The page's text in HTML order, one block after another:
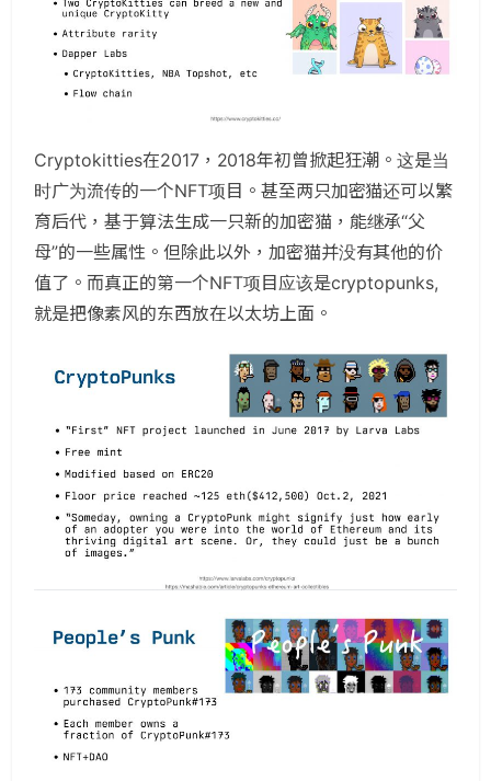
Cryptokitties在2017，2018年初曾掀起狂潮。这是当
时广为流传的一个NFT项目。甚至两只加密猫还可以繁
育后代，基于算法生成一只新的加密猫，能继承“父
母”的一些属性。但除此以外，加密猫并没有其他的价
值了。而真正的第一个NFT项目应该是cryptopunks,
就是把像素风的东西放在以太坊上面。